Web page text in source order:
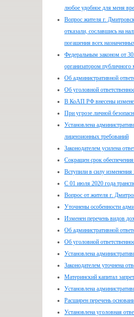
любое удобное для меня
Вопрос жителя г.
отказали, сославшись на
погашения всех
Федеральным законом от
организатором публичного
Об административной
Об уголовной
В КоАП РФ внесены
При угрозе личной
Установлена
лицензионных требований
Законодателем усилена
Сокращен срок
Вступили в силу изменения
С 01 июля 2020 года
Вопрос от жителя г.
Уточнены особенности
Изменен перечень видов
Об административной
Об уголовной
Установлена
Законодателем уточнена
Материнский капитал
Установлена
Расширен перечень
Установлена уголовная